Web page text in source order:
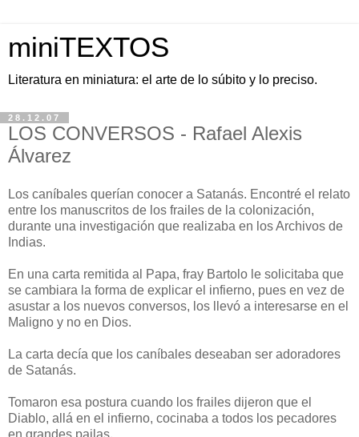
miniTEXTOS
Literatura en miniatura: el arte de lo súbito y lo preciso.
28.12.07
LOS CONVERSOS - Rafael Alexis
Álvarez
Los caníbales querían conocer a Satanás. Encontré el relato
entre los manuscritos de los frailes de la colonización,
durante una investigación que realizaba en los Archivos de
Indias.
En una carta remitida al Papa, fray Bartolo le solicitaba que
se cambiara la forma de explicar el infierno, pues en vez de
asustar a los nuevos conversos, los llevó a interesarse en el
Maligno y no en Dios.
La carta decía que los caníbales deseaban ser adoradores
de Satanás.
Tomaron esa postura cuando los frailes dijeron que el
Diablo, allá en el infierno, cocinaba a todos los pecadores
en grandes pailas.